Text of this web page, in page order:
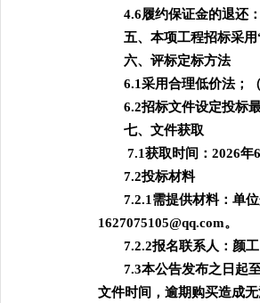
4.6履约保证金的退还
五、本项工程招标采用
六、评标定标方法
6.1采用合理低价法；
6.2招标文件设定投标
七、文件获取
7.1获取时间：2026年
7.2投标材料
7.2.1需提供材料：单
1627075105@qq.com。
7.2.2报名联系人：颜
7.3本公告发布之日起
文件时间，逾期购买造成